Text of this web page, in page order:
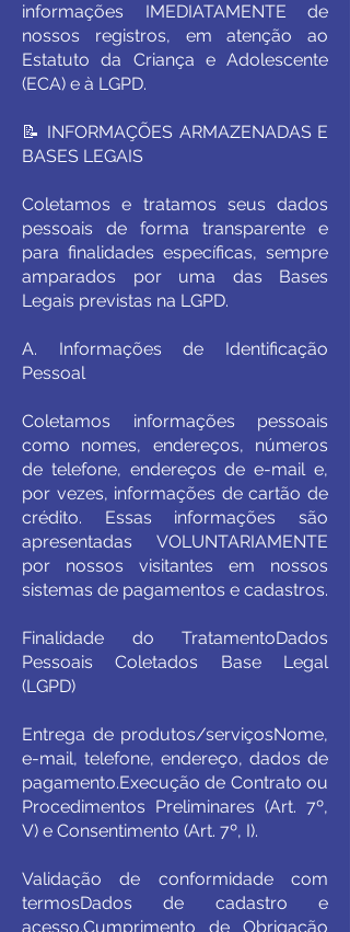
informações IMEDIATAMENTE de
nossos registros, em atenção ao
Estatuto da Criança e Adolescente
(ECA) e à LGPD.
📝 INFORMAÇÕES ARMAZENADAS E
BASES LEGAIS
Coletamos e tratamos seus dados
pessoais de forma transparente e
para finalidades específicas, sempre
amparados por uma das Bases
Legais previstas na LGPD.
A. Informações de Identificação
Pessoal
Coletamos informações pessoais
como nomes, endereços, números
de telefone, endereços de e-mail e,
por vezes, informações de cartão de
crédito. Essas informações são
apresentadas VOLUNTARIAMENTE
por nossos visitantes em nossos
sistemas de pagamentos e cadastros.
Finalidade do TratamentoDados
Pessoais Coletados Base Legal
(LGPD)
Entrega de produtos/serviçosNome,
e-mail, telefone, endereço, dados de
pagamento.Execução de Contrato ou
Procedimentos Preliminares (Art. 7º,
V) e Consentimento (Art. 7º, I).
Validação de conformidade com
termosDados de cadastro e
acesso.Cumprimento de Obrigação